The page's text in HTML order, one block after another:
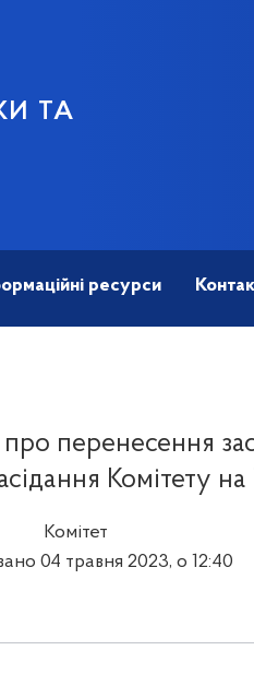
ТА
ресурси
перенесення
Комітету на
Комітет
04 травня 2023, о 12:40